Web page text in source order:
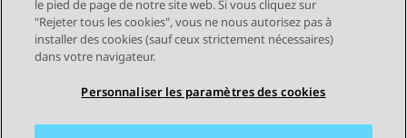
STAY CONNECTED
le pied de page de notre site web. Si vous cliquez sur
"Rejeter tous les cookies", vous ne nous autorisez pas à
installer des cookies (sauf ceux strictement nécessaires)
dans votre navigateur.
Personnaliser les paramètres des cookies